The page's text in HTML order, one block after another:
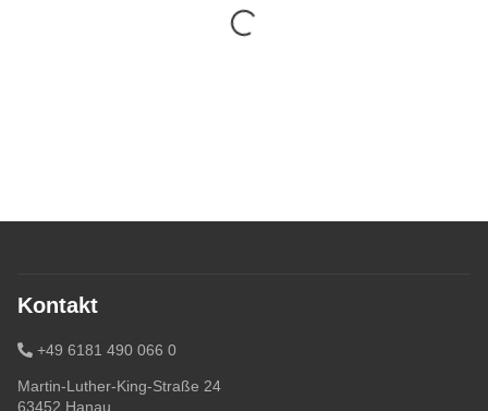
Kontakt
+49 6181 490 066 0
Martin-Luther-King-Straße 24
63452 Hanau